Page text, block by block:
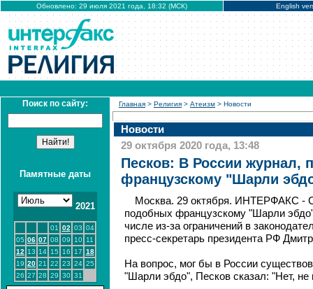
Обновлено: 29 июля 2021 года, 18:32 (МСК) English
Поиск по сайту:
Памятные даты
2021
01 02 03 04
05 06 07 08 09 10
11
12 13 14 15 16 17 18
19 20 21 22 23 24 25
26 27 28 29 30 31
Главная > Религия > Атеизм > Новости
Новости
29 октября 2020 года, 13:48
Песков: В России журнал,
французскому "Шарли
Москва. 29 октября. ИНТЕРФАКС -
подобных французскому "Шарли
числе из-за ограничений в
пресс-секретарь президента РФ
На вопрос, мог бы в России
"Шарли эбдо", Песков сказал: "Нет, не